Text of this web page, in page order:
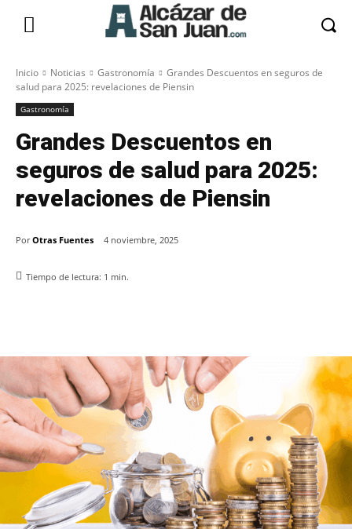
Inicio Noticias Gastronomía
Grandes Descuentos en seguros de
salud para 2025: revelaciones de Piensin
Gastronomía
Grandes Descuentos en
seguros de salud para 2025:
revelaciones de Piensin
Por Otras Fuentes 4 noviembre, 2025
Tiempo de lectura: 1 min.